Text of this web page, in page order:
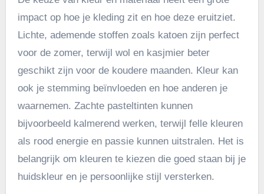
impact op hoe je kleding zit en hoe deze eruitziet.
Lichte, ademende stoffen zoals katoen zijn perfect
voor de zomer, terwijl wol en kasjmier beter
geschikt zijn voor de koudere maanden. Kleur kan
ook je stemming beïnvloeden en hoe anderen je
waarnemen. Zachte pasteltinten kunnen
bijvoorbeeld kalmerend werken, terwijl felle kleuren
als rood energie en passie kunnen uitstralen. Het is
belangrijk om kleuren te kiezen die goed staan bij je
huidskleur en je persoonlijke stijl versterken.